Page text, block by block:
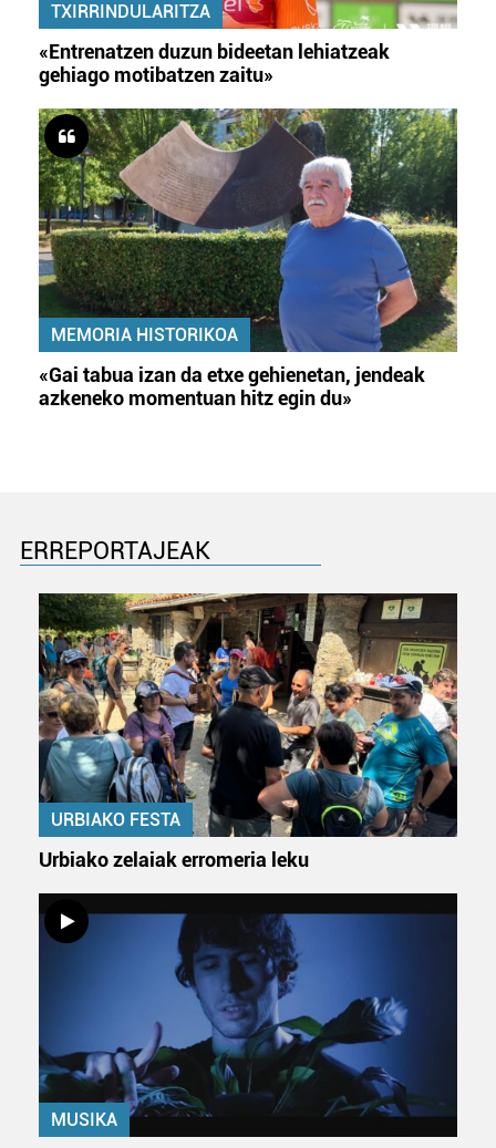
TXIRRINDULARITZA
«Entrenatzen duzun bideetan lehiatzeak
gehiago motibatzen zaitu»
MEMORIA HISTORIKOA
«Gai tabua izan da etxe gehienetan, jendeak
azkeneko momentuan hitz egin du»
ERREPORTAJEAK
URBIAKO FESTA
Urbiako zelaiak erromeria leku
MUSIKA